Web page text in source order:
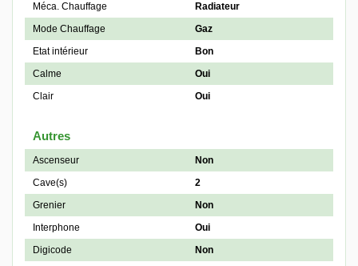
Méca. Chauffage
Radiateur
Mode Chauffage
Gaz
Etat intérieur
Bon
Calme
Oui
Clair
Oui
Autres
Ascenseur
Non
Cave(s)
2
Grenier
Non
Interphone
Oui
Digicode
Non